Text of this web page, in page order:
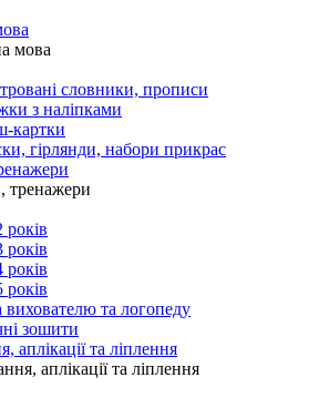
мова
словники, прописи
з наліпками
картки
гірлянди, набори прикрас
тренажери
років
років
років
років
вихователю та логопеду
зошити
аплікації та ліплення
аплікації та ліплення